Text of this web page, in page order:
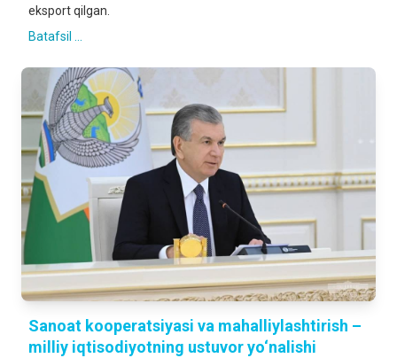
eksport qilgan.
Batafsil ...
Sanoat kooperatsiyasi va mahalliylashtirish –
milliy iqtisodiyotning ustuvor yo‘nalishi